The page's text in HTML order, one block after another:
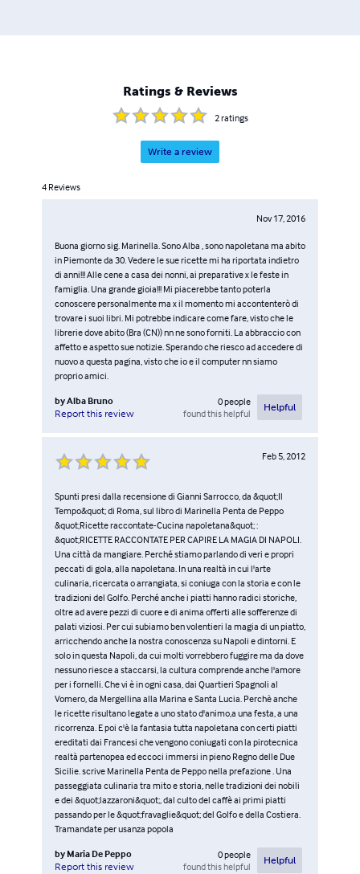
napoletana”, “ La Grande Cucina Italiana”.
Ratings & Reviews
2ratings
Write a review
4 Reviews
Nov 17, 2016
Buona giorno sig. Marinella. Sono Alba , sono napoletana ma abito
in Piemonte da 30. Vedere le sue ricette mi ha riportata indietro
di anni!!! Alle cene a casa dei nonni, ai preparative x le feste in
famiglia. Una grande gioia!!! Mi piacerebbe tanto poterla
conoscere personalmente ma x il momento mi accontenterò di
trovare i suoi libri. Mi potrebbe indicare come fare, visto che le
librerie dove abito (Bra (CN)) nn ne sono forniti. La abbraccio con
affetto e aspetto sue notizie. Sperando che riesco ad accedere di
nuovo a questa pagina, visto che io e il computer nn siamo
proprio amici.
byAlba Bruno
Report this review
0people
found this helpful
Helpful
Feb 5, 2012
Spunti presi dalla recensione di Gianni Sarrocco, da &quot;Il
Tempo&quot; di Roma, sul libro di Marinella Penta de Peppo
&quot;Ricette raccontate-Cucina napoletana&quot; :
&quot;RICETTE RACCONTATE PER CAPIRE LA MAGIA DI NAPOLI.
Una città da mangiare. Perché stiamo parlando di veri e propri
peccati di gola, alla napoletana. In una realtà in cui l'arte
culinaria, ricercata o arrangiata, si coniuga con la storia e con le
tradizioni del Golfo. Perché anche i piatti hanno radici storiche,
oltre ad avere pezzi di cuore e di anima offerti alle sofferenze di
palati viziosi. Per cui subiamo ben volentieri la magia di un piatto,
arricchendo anche la nostra conoscenza su Napoli e dintorni. E
solo in questa Napoli, da cui molti vorrebbero fuggire ma da dove
nessuno riesce a staccarsi, la cultura comprende anche l'amore
per i fornelli. Che vi è in ogni casa, dai Quartieri Spagnoli al
Vomero, da Mergellina alla Marina e Santa Lucia. Perchè anche
le ricette risultano legate a uno stato d'animo,a una festa, a una
ricorrenza. E poi c'è la fantasia tutta napoletana con certi piatti
ereditati dai Francesi che vengono coniugati con la pirotecnica
realtà partenopea ed eccoci immersi in pieno Regno delle Due
Sicilie. scrive Marinella Penta de Peppo nella prefazione . Una
passeggiata culinaria tra mito e storia, nelle tradizioni dei nobili
e dei &quot;lazzaroni&quot;, dal culto del caffè ai primi piatti
passando per le &quot;fravaglie&quot; del Golfo e della Costiera.
Tramandate per usanza popola
by Maria De Peppo
Report this review
0people
found this helpful
Helpful